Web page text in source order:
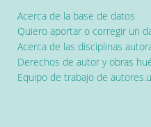
Acerca de la base de datos
Quiero aportar o corregir un
Acerca de las disciplinas
Derechos de autor y obras
Equipo de trabajo de